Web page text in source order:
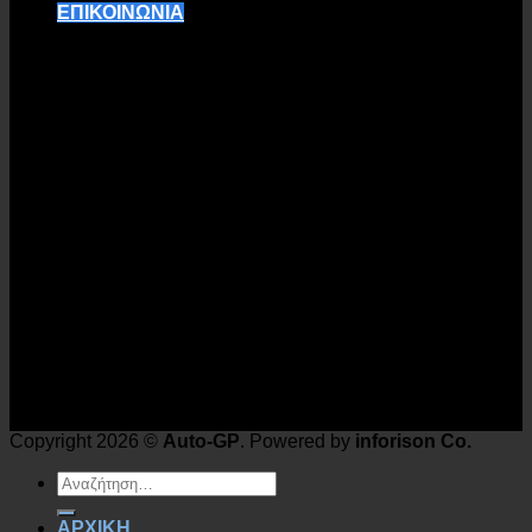
ΕΠΙΚΟΙΝΩΝΙΑ
Copyright 2026 © Auto-GP. Powered by inforison Co.
ΑΡΧΙΚΗ